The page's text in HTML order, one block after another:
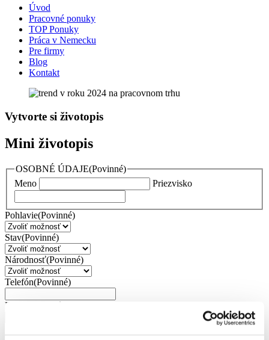
Úvod
Pracovné ponuky
TOP Ponuky
Práca v Nemecku
Pre firmy
Blog
Kontakt
Vytvorte si životopis
Mini životopis
OSOBNÉ ÚDAJE(Povinné)
Meno
Priezvisko
Pohlavie(Povinné)
Stav(Povinné)
Národnosť(Povinné)
Telefón(Povinné)
Email (Povinné)